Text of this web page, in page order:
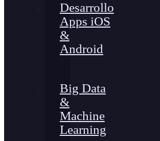
Desarrollo
Apps iOS
&
Android
Big Data
&
Machine
Learning